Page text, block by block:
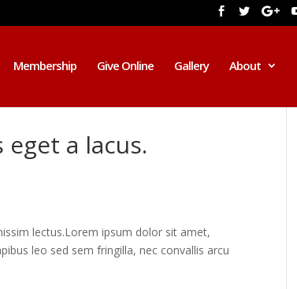
Membership Give Online Gallery About
a lacus.
lectus.Lorem ipsum dolor sit amet,
leo sed sem fringilla, nec convallis arcu